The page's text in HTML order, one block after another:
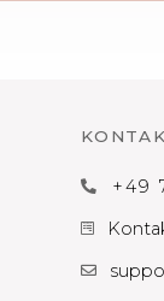
 +49

